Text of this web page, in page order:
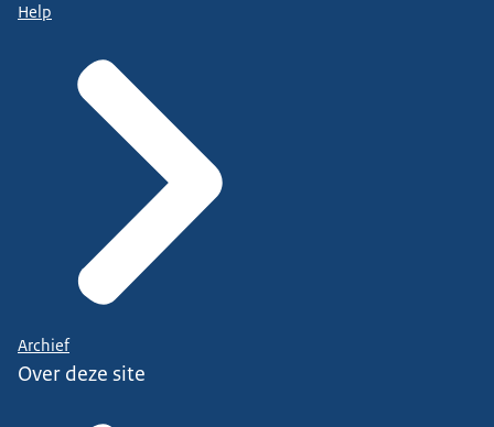
Help
Archief
Over deze site